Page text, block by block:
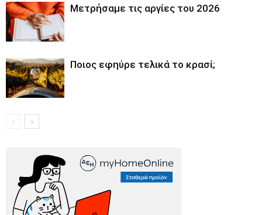
Μετρήσαμε τις αργίες του 2026
Ποιος εφηύρε τελικά το κρασί;